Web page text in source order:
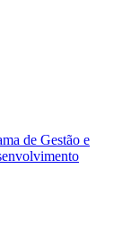
de Gestão e